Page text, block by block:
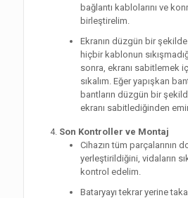
bağlantı kablolarını ve
birleştirelim.
Ekranın düzgün bir
hiçbir kablonun
sonra, ekranı sabitlemek
sıkalım. Eğer yapışkan
bantların düzgün bir
ekranı sabitlediğinden
Son Kontroller ve Montaj
Cihazın tüm parçalarının
yerleştirildiğini, vidaların
kontrol edelim.
Bataryayı tekrar yerine